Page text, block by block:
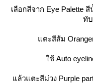
เลือกสีจาก Eye Palette
ทับ
ตะสีส้ม
ช้ Auto
ล้วแตะสีม่วง Purple